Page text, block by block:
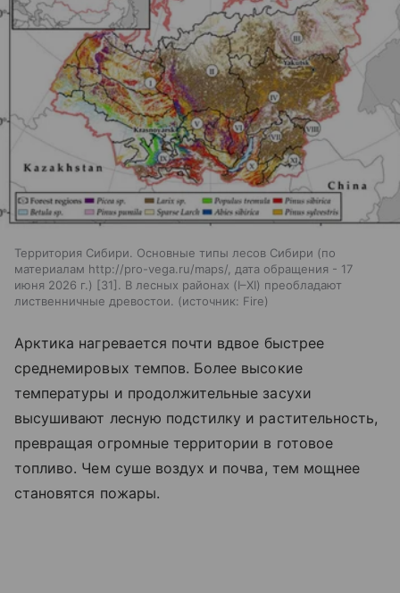
Территория Сибири. Основные типы лесов Сибири (по
материалам http://pro-vega.ru/maps/, дата обращения - 17
июня 2026 г.) [31]. В лесных районах (I–XI) преобладают
лиственничные древостои.
источник: Fire
Арктика нагревается почти вдвое быстрее
среднемировых темпов. Более высокие
температуры и продолжительные засухи
высушивают лесную подстилку и растительность,
превращая огромные территории в готовое
топливо. Чем суше воздух и почва, тем мощнее
становятся пожары.